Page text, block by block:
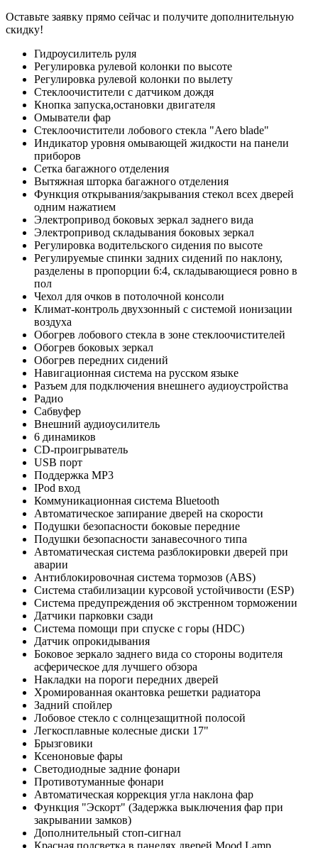
Оставьте заявку прямо сейчас и получите дополнительную
скидку!
Гидроусилитель руля
Регулировка рулевой колонки по высоте
Регулировка рулевой колонки по вылету
Стеклоочистители с датчиком дождя
Кнопка запуска,остановки двигателя
Омыватели фар
Стеклоочистители лобового стекла "Aero blade"
Индикатор уровня омывающей жидкости на панели
приборов
Сетка багажного отделения
Вытяжная шторка багажного отделения
Функция открывания/закрывания стекол всех дверей
одним нажатием
Электропривод боковых зеркал заднего вида
Электропривод складывания боковых зеркал
Регулировка водительского сидения по высоте
Регулируемые спинки задних сидений по наклону,
разделены в пропорции 6:4, складывающиеся ровно в
пол
Чехол для очков в потолочной консоли
Климат-контроль двухзонный с системой ионизации
воздуха
Обогрев лобового стекла в зоне стеклоочистителей
Обогрев боковых зеркал
Обогрев передних сидений
Навигационная система на русском языке
Разъем для подключения внешнего аудиоустройства
Радио
Сабвуфер
Внешний аудиоусилитель
6 динамиков
CD-проигрыватель
USB порт
Поддержка MP3
IPod вход
Коммуникационная система Bluetooth
Автоматическое запирание дверей на скорости
Подушки безопасности боковые передние
Подушки безопасности занавесочного типа
Автоматическая система разблокировки дверей при
аварии
Антиблокировочная система тормозов (ABS)
Система стабилизации курсовой устойчивости (ESP)
Система предупреждения об экстренном торможении
Датчики парковки сзади
Система помощи при спуске с горы (HDC)
Датчик опрокидывания
Боковое зеркало заднего вида со стороны водителя
асферическое для лучшего обзора
Накладки на пороги передних дверей
Хромированная окантовка решетки радиатора
Задний спойлер
Лобовое стекло с солнцезащитной полосой
Легкосплавные колесные диски 17"
Брызговики
Ксеноновые фары
Светодиодные задние фонари
Противотуманные фонари
Автоматическая коррекция угла наклона фар
Функция "Эскорт" (Задержка выключения фар при
закрывании замков)
Дополнительный стоп-сигнал